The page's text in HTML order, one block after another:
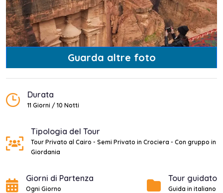
Guarda altre foto
Durata
11 Giorni / 10 Notti
Tipologia del Tour
Tour Privato al Cairo - Semi Privato in Crociera - Con gruppo in
Giordania
Giorni di Partenza
Ogni Giorno
Tour guidato
Guida in italiano